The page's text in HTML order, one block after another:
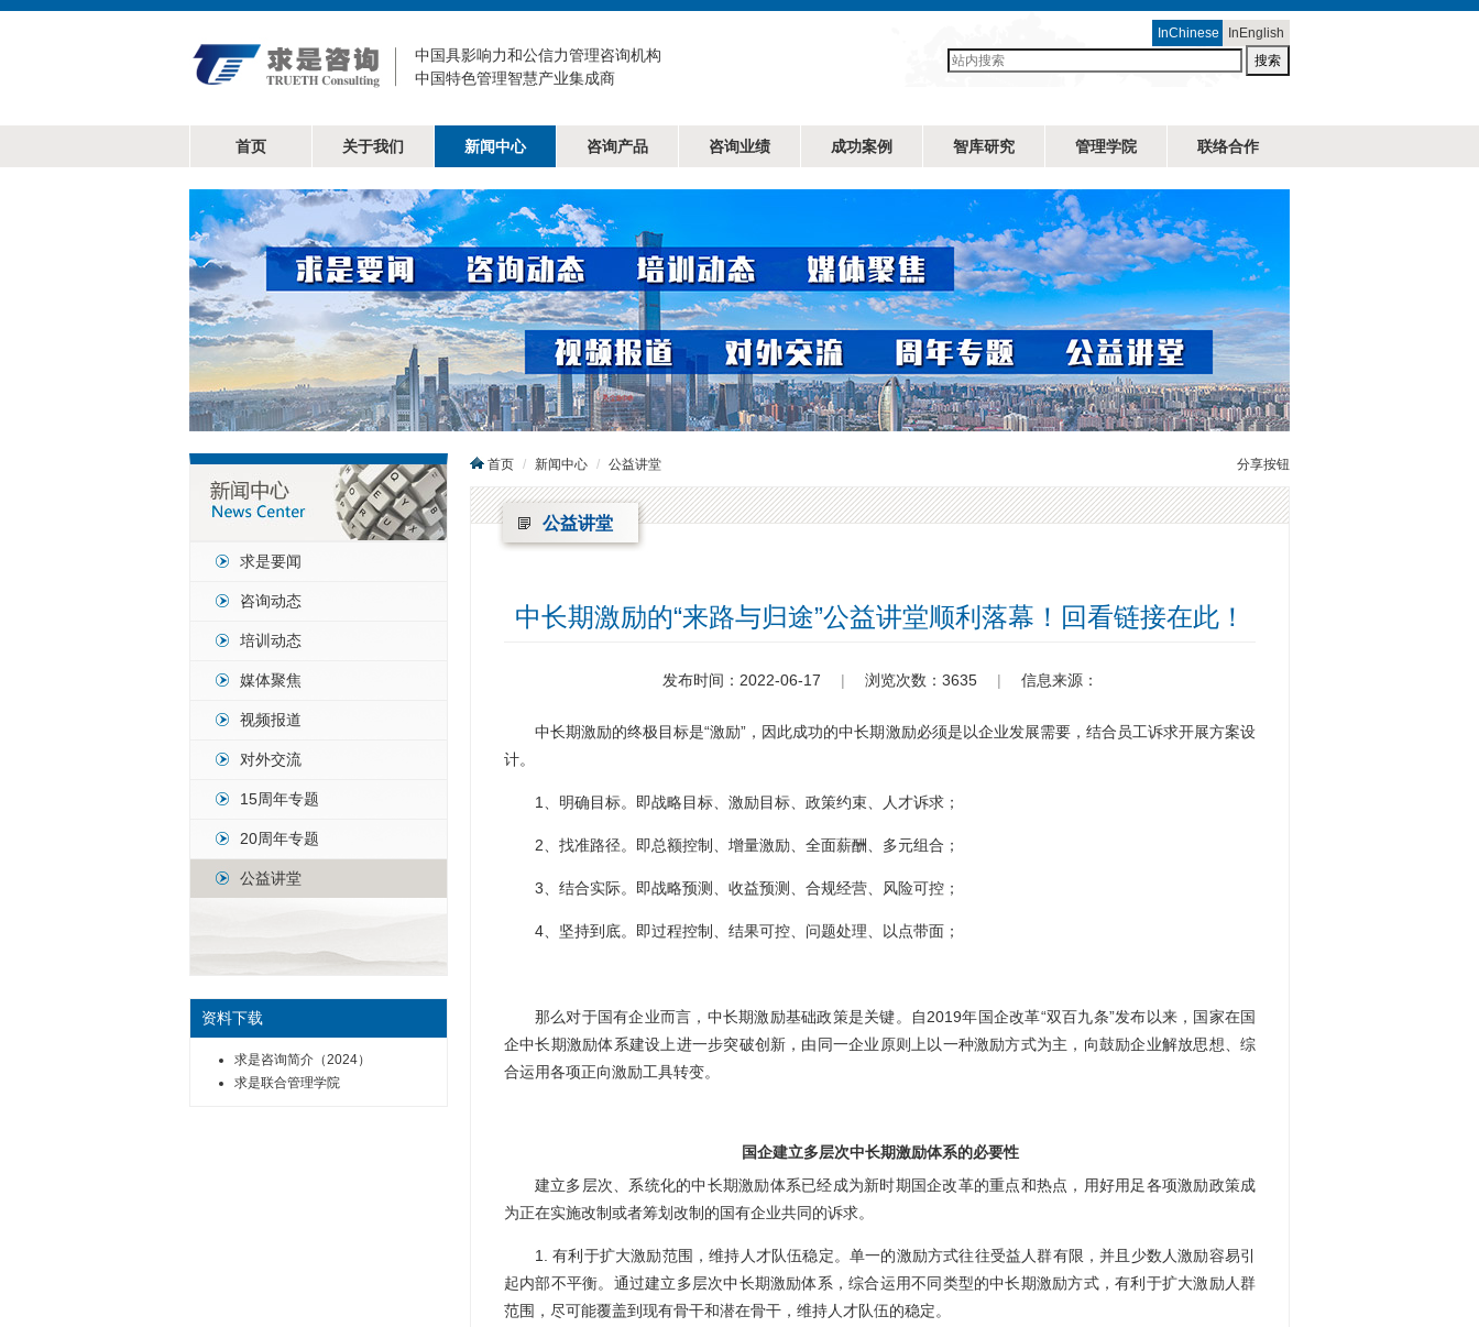
中国具影响力和公信力管理咨询机构
中国特色管理智慧产业集成商
InChinese
InEnglish
搜索
首页 关于我们 新闻中心 咨询产品 咨询业绩 成功案例 智库研究 管理学院 联络合作
求是要闻
咨询动态
培训动态
媒体聚焦
视频报道
对外交流
15周年专题
20周年专题
公益讲堂
资料下载
求是咨询简介（2024）
求是联合管理学院
首页 新闻中心 公益讲堂 分享按钮
公益讲堂
中长期激励的“来路与归途”公益讲堂顺利落幕！回看链接在此！
发布时间：2022-06-17 | 浏览次数：3635 | 信息来源：
中长期激励的终极目标是“激励”，因此成功的中长期激励必须是以企业发展需要，结合员工诉求开展方案设
计。
1、明确目标。即战略目标、激励目标、政策约束、人才诉求；
2、找准路径。即总额控制、增量激励、全面薪酬、多元组合；
3、结合实际。即战略预测、收益预测、合规经营、风险可控；
4、坚持到底。即过程控制、结果可控、问题处理、以点带面；
那么对于国有企业而言，中长期激励基础政策是关键。自2019年国企改革“双百九条”发布以来，国家在国
企中长期激励体系建设上进一步突破创新，由同一企业原则上以一种激励方式为主，向鼓励企业解放思想、综
合运用各项正向激励工具转变。
国企建立多层次中长期激励体系的必要性
建立多层次、系统化的中长期激励体系已经成为新时期国企改革的重点和热点，用好用足各项激励政策成
为正在实施改制或者筹划改制的国有企业共同的诉求。
1. 有利于扩大激励范围，维持人才队伍稳定。单一的激励方式往往受益人群有限，并且少数人激励容易引
起内部不平衡。通过建立多层次中长期激励体系，综合运用不同类型的中长期激励方式，有利于扩大激励人群
范围，尽可能覆盖到现有骨干和潜在骨干，维持人才队伍的稳定。